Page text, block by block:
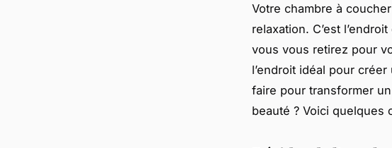
Votre chambre à
relaxation. C’est
vous vous retirez pour
l’endroit idéal pour créer
faire pour transformer
beauté ? Voici quelques